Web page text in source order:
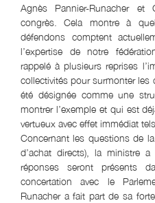
Agnès Pannier-Runacher
congrès. Cela montre à
défendons comptent
l’expertise de notre
rappelé à plusieurs reprises
collectivités pour surmonter les
été désignée comme une
montrer l’exemple et qui est
vertueux avec effet immédiat
Concernant les questions de
d’achat directs), la ministre
réponses seront présents
concertation avec le
Runacher a fait part de sa